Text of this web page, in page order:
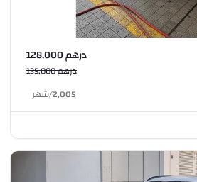
درهم 128,000
درهم 135,000
2,005
/شهر